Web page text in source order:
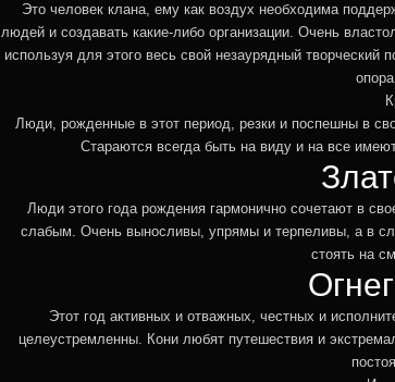
Это человек клана, ему как воздух необходима
людей и создавать какие-либо организации. Очень
используя для этого весь свой незаурядный
Люди, рожденные в этот период, резки и поспешны в
Стараются всегда быть на виду и на все
Люди этого года рождения гармонично сочетают в
слабым. Очень выносливы, упрямы и терпеливы, а в
стоять на
Этот год активных и отважных, честных и
целеустремленны. Кони любят путешествия и